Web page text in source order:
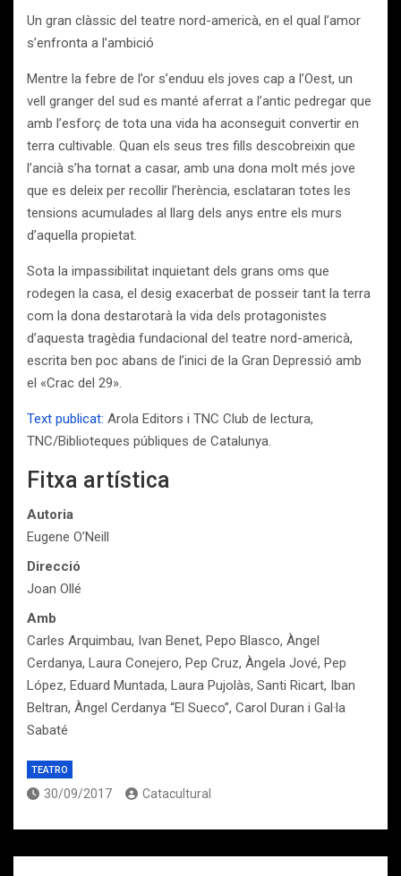
Un gran clàssic del teatre nord-americà, en el qual l’amor
s’enfronta a l’ambició
Mentre la febre de l’or s’enduu els joves cap a l’Oest, un
vell granger del sud es manté aferrat a l’antic pedregar que
amb l’esforç de tota una vida ha aconseguit convertir en
terra cultivable. Quan els seus tres fills descobreixin que
l’ancià s’ha tornat a casar, amb una dona molt més jove
que es deleix per recollir l’herència, esclataran totes les
tensions acumulades al llarg dels anys entre els murs
d’aquella propietat.
Sota la impassibilitat inquietant dels grans oms que
rodegen la casa, el desig exacerbat de posseir tant la terra
com la dona destarotarà la vida dels protagonistes
d’aquesta tragèdia fundacional del teatre nord-americà,
escrita ben poc abans de l’inici de la Gran Depressió amb
el «Crac del 29».
Text publicat: Arola Editors i TNC Club de lectura,
TNC/Biblioteques públiques de Catalunya.
Fitxa artística
Autoria
Eugene O’Neill
Direcció
Joan Ollé
Amb
Carles Arquimbau, Ivan Benet, Pepo Blasco, Àngel
Cerdanya, Laura Conejero, Pep Cruz, Àngela Jové, Pep
López, Eduard Muntada, Laura Pujolàs, Santi Ricart, Iban
Beltran, Àngel Cerdanya “El Sueco”, Carol Duran i Gal·la
Sabaté
TEATRO
30/09/2017 Catacultural